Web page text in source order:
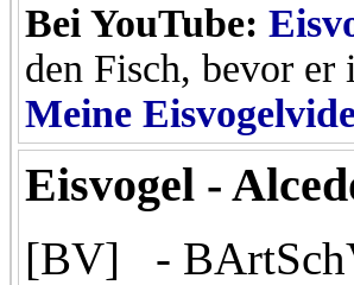
Bei YouTube:
den Fisch, bevor er
Meine
Eisvogel -
[BV] -